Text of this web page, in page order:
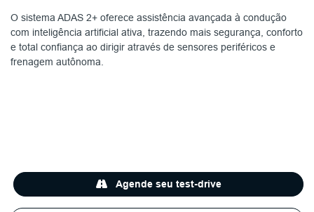
O sistema ADAS 2+ oferece assistência avançada à condução
com inteligência artificial ativa, trazendo mais segurança, conforto
e total confiança ao dirigir através de sensores periféricos e
frenagem autônoma.
Agende seu test-drive